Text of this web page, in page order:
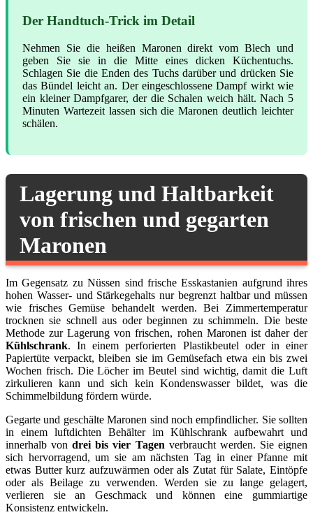
Der Handtuch-Trick im Detail
Nehmen Sie die heißen Maronen direkt vom Blech und
geben Sie sie in die Mitte eines dicken Küchentuchs.
Schlagen Sie die Enden des Tuchs darüber und drücken Sie
das Bündel leicht an. Der eingeschlossene Dampf wirkt wie
ein kleiner Dampfgarer, der die Schalen weich hält. Nach 5
Minuten Wartezeit lassen sich die Maronen deutlich leichter
schälen.
Lagerung und Haltbarkeit
von frischen und gegarten
Maronen
Im Gegensatz zu Nüssen sind frische Esskastanien aufgrund ihres
hohen Wasser- und Stärkegehalts nur begrenzt haltbar und müssen
wie frisches Gemüse behandelt werden. Bei Zimmertemperatur
trocknen sie schnell aus oder beginnen zu schimmeln. Die beste
Methode zur Lagerung von frischen, rohen Maronen ist daher der
Kühlschrank. In einem perforierten Plastikbeutel oder in einer
Papiertüte verpackt, bleiben sie im Gemüsefach etwa ein bis zwei
Wochen frisch. Die Löcher im Beutel sind wichtig, damit die Luft
zirkulieren kann und sich kein Kondenswasser bildet, was die
Schimmelbildung fördern würde.
Gegarte und geschälte Maronen sind noch empfindlicher. Sie sollten
in einem luftdichten Behälter im Kühlschrank aufbewahrt und
innerhalb vondrei bis vier Tagen verbraucht werden. Sie eignen
sich hervorragend, um sie am nächsten Tag in einer Pfanne mit
etwas Butter kurz aufzuwärmen oder als Zutat für Salate, Eintöpfe
oder als Beilage zu verwenden. Werden sie zu lange gelagert,
verlieren sie an Geschmack und können eine gummiartige
Konsistenz entwickeln.